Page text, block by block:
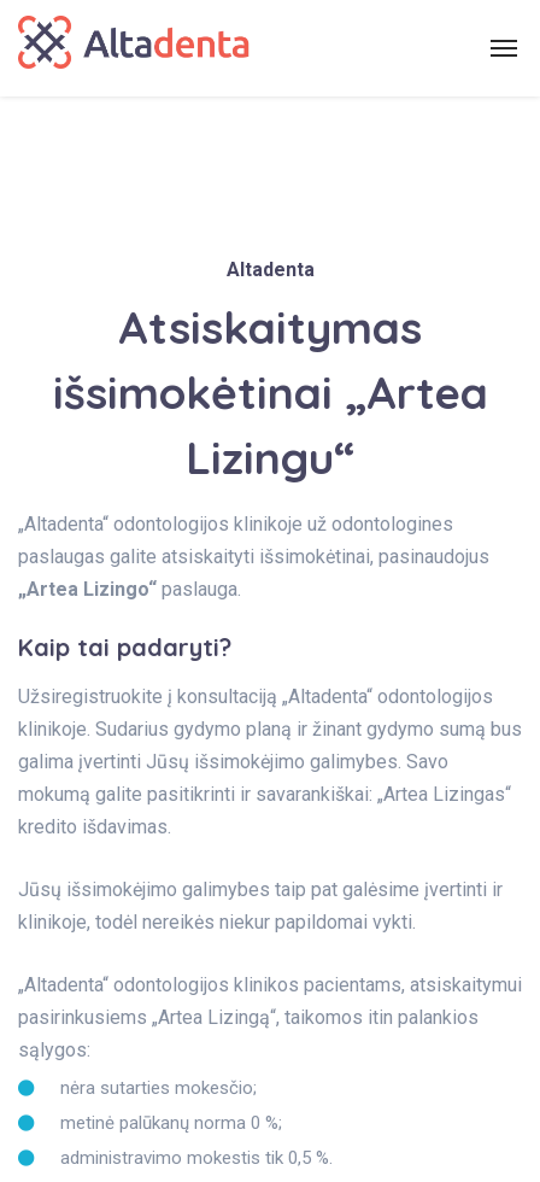
Altadenta
Atsiskaitymas
išsimokėtinai „Artea
Lizingu“
„Altadenta“ odontologijos klinikoje už odontologines
paslaugas galite atsiskaityti išsimokėtinai, pasinaudojus
„Artea Lizingo“ paslauga.
Kaip tai padaryti?
Užsiregistruokite į konsultaciją „Altadenta“ odontologijos
klinikoje. Sudarius gydymo planą ir žinant gydymo sumą bus
galima įvertinti Jūsų išsimokėjimo galimybes. Savo
mokumą galite pasitikrinti ir savarankiškai: „Artea Lizingas“
kredito išdavimas.
Jūsų išsimokėjimo galimybes taip pat galėsime įvertinti ir
klinikoje, todėl nereikės niekur papildomai vykti.
„Altadenta“ odontologijos klinikos pacientams, atsiskaitymui
pasirinkusiems „Artea Lizingą“, taikomos itin palankios
sąlygos:
nėra sutarties mokesčio;
metinė palūkanų norma 0 %;
administravimo mokestis tik 0,5 %.